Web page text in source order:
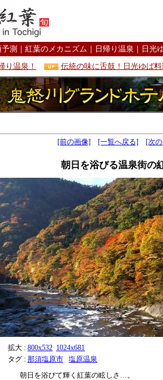
測 ｜ 紅葉のメカニズム ｜ 日帰り温泉 ｜ 日光
り温泉！
伝統の味に舌鼓！日光ゆば料
[前の画像] [一覧へ戻る] [次
朝日を浴びる温泉街の
拡大 : 800x532 1024x681
タグ : 那須塩原市
塩原温泉
朝日を浴びて輝く紅葉の眩しさ…。